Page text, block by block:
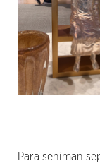
Para seniman